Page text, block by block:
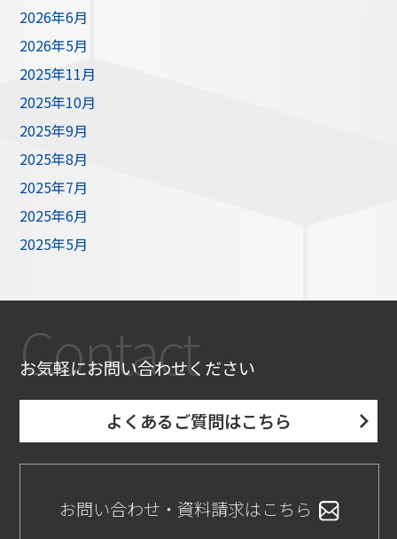
2026年6月
2026年5月
2025年11月
2025年10月
2025年9月
2025年8月
2025年7月
2025年6月
2025年5月
Contact
お気軽にお問い合わせください
よくあるご質問はこちら
お問い合わせ・資料請求はこちら